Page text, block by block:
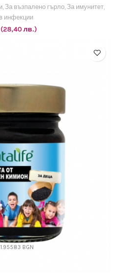
, За възпалено гърло, За имунитет,
инфекции
(28,40 лв.)
1.95583 BGN